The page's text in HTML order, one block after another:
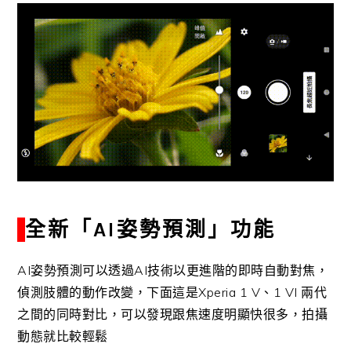
全新「AI姿勢預測」功能
AI姿勢預測可以透過AI技術以更進階的即時自動對焦，
偵測肢體的動作改變，下面這是Xperia 1 V、1 VI 兩代
之間的同時對比，可以發現跟焦速度明顯快很多，拍攝
動態就比較輕鬆